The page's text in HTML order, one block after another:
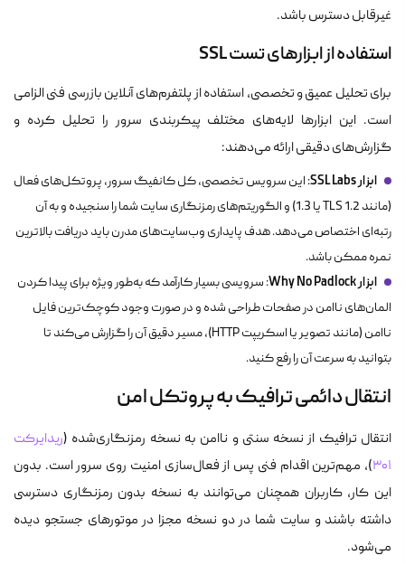
غیرقابل دسترس باشد.
استفاده از ابزارهای تست SSL
برای تحلیل عمیق و تخصصی، استفاده از پلتفرم‌های آنلاین بازرسی فنی الزامی
است. این ابزارها لایه‌های مختلف پیکربندی سرور را تحلیل کرده و
گزارش‌های دقیقی ارائه می‌دهند:
ابزار SSL Labs
: این سرویس تخصصی، کل کانفیگ سرور، پروتکل‌های فعال
(مانند TLS 1.2 یا 1.3) و الگوریتم‌های رمزنگاری سایت شما را سنجیده و به آن
رتبه‌ای اختصاص می‌دهد. هدف پایداری وب‌سایت‌های مدرن باید دریافت بالاترین
نمره ممکن باشد.
ابزار Why No Padlock
: سرویسی بسیار کارآمد که به‌طور ویژه برای پیدا کردن
المان‌های ناامن در صفحات طراحی شده و در صورت وجود کوچک‌ترین فایل
ناامن (مانند تصویر یا اسکریپت HTTP)، مسیر دقیق آن را گزارش می‌کند تا
بتوانید به سرعت آن را رفع کنید.
انتقال دائمی ترافیک به پروتکل امن
انتقال ترافیک از نسخه سنتی و ناامن به نسخه رمزنگاری‌شده (ریدایرکت
۳۰۱)، مهم‌ترین اقدام فنی پس از فعال‌سازی امنیت روی سرور است. بدون
این کار، کاربران همچنان می‌توانند به نسخه بدون رمزنگاری دسترسی
داشته باشند و سایت شما در دو نسخه مجزا در موتورهای جستجو دیده
می‌شود.